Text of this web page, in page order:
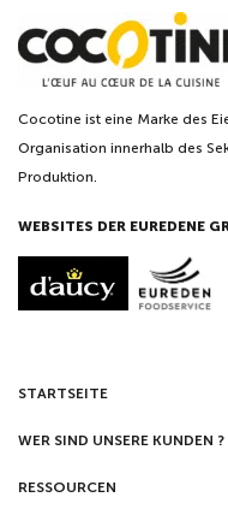
Cocotine ist eine Marke des
Organisation innerhalb des
Produktion.
WEBSITES DER EUREDENE
STARTSEITE
WER SIND UNSERE KUNDEN ?
RESSOURCEN